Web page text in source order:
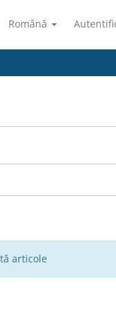
Română
articole